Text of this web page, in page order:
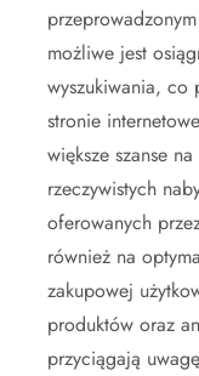
możliwe jest
wyszukiwania, co
stronie
większe szanse
rzeczywistych
oferowanych
również na
zakupowej
produktów oraz
przyciągają